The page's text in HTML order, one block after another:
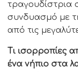
τραγουδίστρια
συνδυασμό με
από τις
Τι ισορροπίες
ένα νήπιο στα